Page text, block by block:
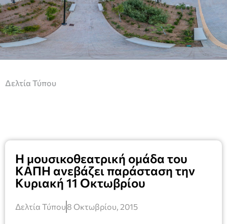
Δελτία Τύπου
H μουσικοθεατρική ομάδα του
ΚΑΠΗ ανεβάζει παράσταση την
Κυριακή 11 Οκτωβρίου
Δελτία Τύπου 8 Οκτωβρίου, 2015